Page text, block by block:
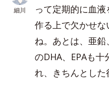
細川
って定期的に血
作る上で欠かせ
ね。あとは、亜
のDHA、EPAも
れ、きちんとした